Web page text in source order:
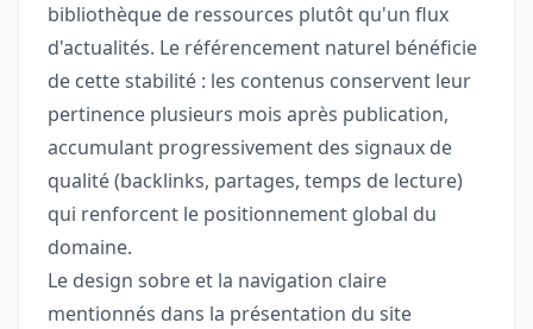
bibliothèque de ressources plutôt qu'un flux
d'actualités. Le référencement naturel bénéficie
de cette stabilité : les contenus conservent leur
pertinence plusieurs mois après publication,
accumulant progressivement des signaux de
qualité (backlinks, partages, temps de lecture)
qui renforcent le positionnement global du
domaine.
Le design sobre et la navigation claire
mentionnés dans la présentation du site